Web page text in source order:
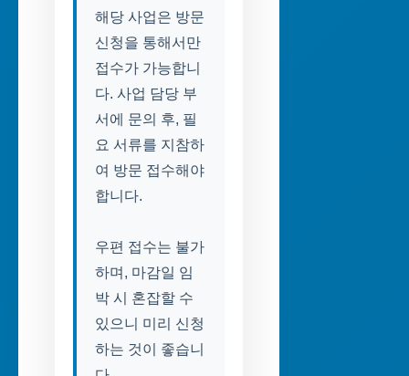
해당 사업은 방문
신청을 통해서만
접수가 가능합니
다. 사업 담당 부
서에 문의 후, 필
요 서류를 지참하
여 방문 접수해야
합니다.
우편 접수는 불가
하며, 마감일 임
박 시 혼잡할 수
있으니 미리 신청
하는 것이 좋습니